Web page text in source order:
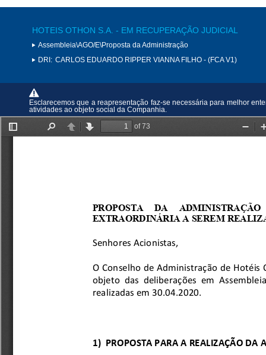
HOTEIS OTHON S.A. - EM RECUPERAÇÃO JUDICIAL
Assembleia\AGO/E\Proposta da Administração
DRI: CARLOS EDUARDO RIPPER VIANNA FILHO - (FCA V1)
Esclarecemos que a reapresentação faz-se necessária para melhor
atividades ao objeto social da Companhia.